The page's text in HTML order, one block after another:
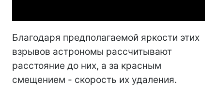
Благодаря предполагаемой яркости этих
взрывов астрономы рассчитывают
расстояние до них, а за красным
смещением - скорость их удаления.